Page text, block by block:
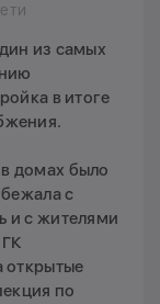
из самых
в итоге
домах было
с
и с жителями
открытые
по